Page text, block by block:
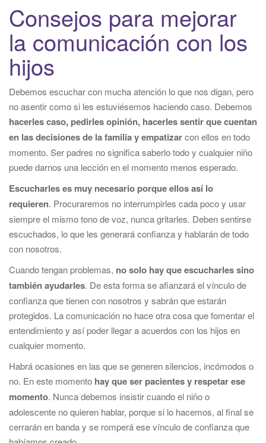
Consejos para mejorar
la comunicación con los
hijos
Debemos escuchar con mucha atención lo que nos digan, pero
no asentir como si les estuviésemos haciendo caso. Debemos
hacerles caso, pedirles opinión, hacerles sentir que cuentan
en las decisiones de la familia y empatizarcon ellos en todo
momento. Ser padres no significa saberlo todo y cualquier niño
puede darnos una lección en el momento menos esperado.
Escucharles es muy necesario porque ellos así lo
requieren. Procuraremos no interrumpirles cada poco y usar
siempre el mismo tono de voz, nunca gritarles. Deben sentirse
escuchados, lo que les generará confianza y hablarán de todo
con nosotros.
Cuando tengan problemas, no solo hay que escucharles sino
también ayudarles. De esta forma se afianzará el vínculo de
confianza que tienen con nosotros y sabrán que estarán
protegidos. La comunicación no hace otra cosa que fomentar el
entendimiento y así poder llegar a acuerdos con los hijos en
cualquier momento.
Habrá ocasiones en las que se generen silencios, incómodos o
no. En este momento hay que ser pacientes y respetar ese
momento. Nunca debemos insistir cuando el niño o
adolescente no quieren hablar, porque si lo hacemos, al final se
cerrarán en banda y se romperá ese vínculo de confianza que